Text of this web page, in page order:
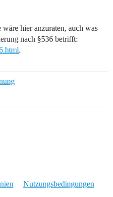
hier anzuraten, auch was
nach §536 betrifft:
.
Nutzungsbedingungen